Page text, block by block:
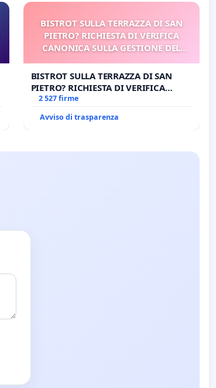
BISTROT SULLA TERRAZZA DI SAN
PIETRO? RICHIESTA DI VERIFICA
CANONICA SULLA GESTIONE DEL
BISTROT SULLA TERRAZZA DI SAN
PIETRO? RICHIESTA DI VERIFICA
CANONICA SULLA GESTIONE DEL
2 527 firme
Avviso di trasparenza